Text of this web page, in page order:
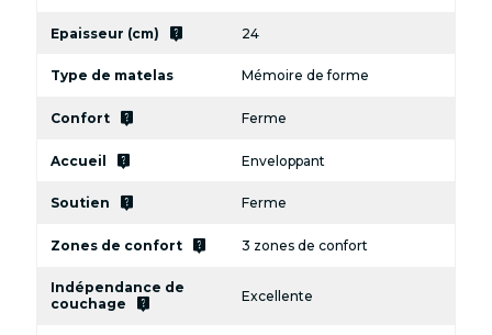
Epaisseur (cm) live_help 24
Type de matelas Mémoire de forme
Confort live_help Ferme
Accueil live_help Enveloppant
Soutien live_help Ferme
Zones de confort live_help 3 zones de confort
Indépendance de
couchage
live_help Excellente